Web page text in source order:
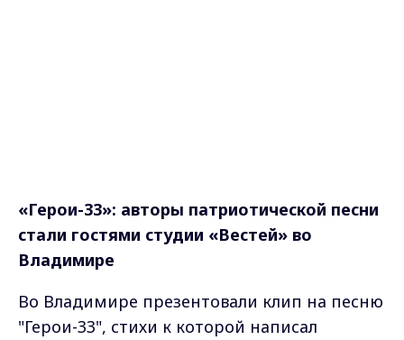
«Герои-33»: авторы патриотической песни
стали гостями студии «Вестей» во
Владимире
Во Владимире презентовали клип на песню
"Герои-33", стихи к которой написал